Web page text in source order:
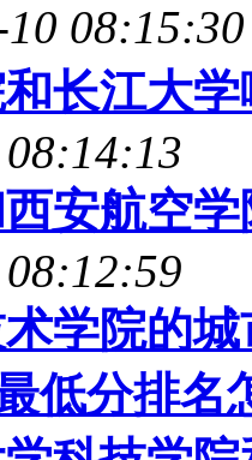
08:15:30
长江大
安航空
学院的
低分排名